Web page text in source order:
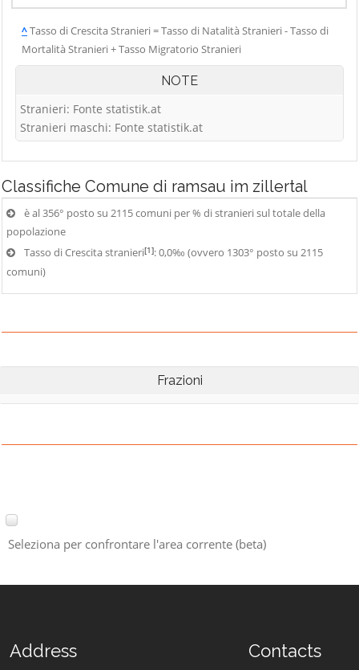
^Tasso di Crescita Stranieri = Tasso di Natalità Stranieri - Tasso di
Mortalità Stranieri + Tasso Migratorio Stranieri
NOTE
Stranieri: Fonte statistik.at
Stranieri maschi: Fonte statistik.at
Classifiche Comune di ramsau im zillertal
è al 356° posto su 2115 comuni per % di stranieri sul totale della
popolazione
Tasso di Crescita stranieri[1]: 0,0‰ (ovvero 1303° posto su 2115
comuni)
Frazioni
Seleziona per confrontare l'area corrente (beta)
Address Contacts